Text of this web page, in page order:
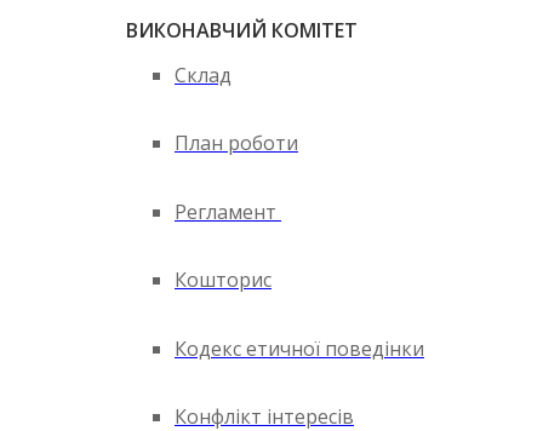
ВИКОНАВЧИЙ КОМІТЕТ
Склад
План роботи
Регламент
Кошторис
Кодекс етичної поведінки
Конфлікт інтересів